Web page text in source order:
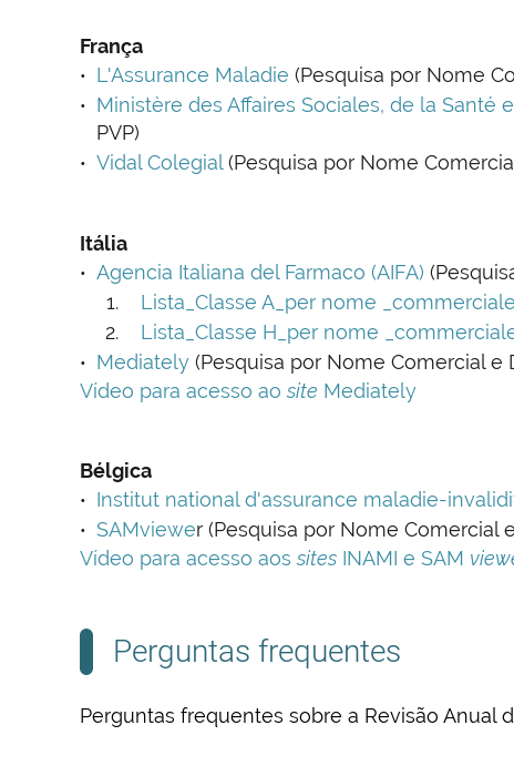
França
L'Assurance Maladie (Pesquisa por Nome
Ministère des Affaires Sociales, de la Santé
PVP)
Vidal Colegial(Pesquisa por Nome
Itália
Agencia Italiana del Farmaco (AIFA)
Lista_Classe A_per nome _commerciale
Lista_Classe H_per nome
Mediately (Pesquisa por Nome Comercial e
Vídeo para acesso aosite Mediately
Bélgica
Institut national d'assurance maladie-
SAMviewer (Pesquisa por Nome Comercial
Vídeo para acesso aossites INAMI e SAM
Perguntas frequentes
Perguntas frequentes sobre a Revisão Anual